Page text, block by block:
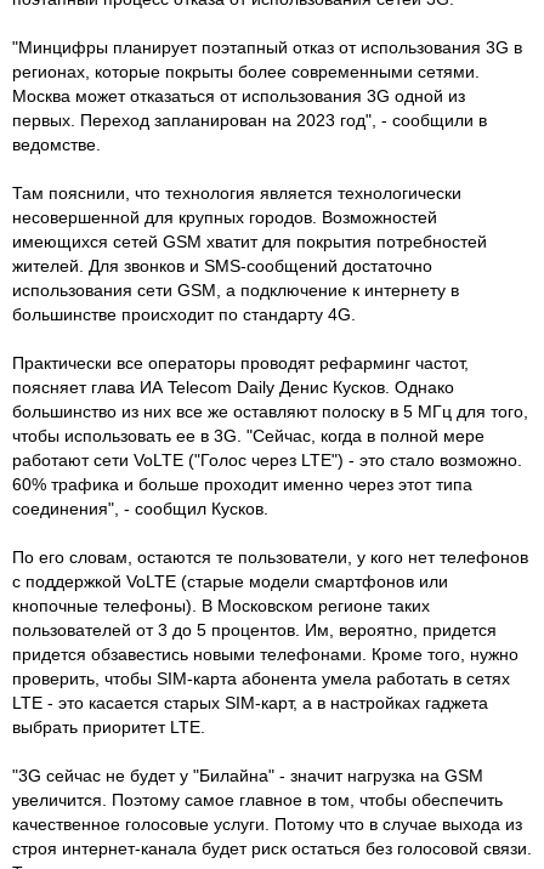
"Минцифры планирует поэтапный отказ от использования 3G в
регионах, которые покрыты более современными сетями.
Москва может отказаться от использования 3G одной из
первых. Переход запланирован на 2023 год", - сообщили в
ведомстве.
Там пояснили, что технология является технологически
несовершенной для крупных городов. Возможностей
имеющихся сетей GSM хватит для покрытия потребностей
жителей. Для звонков и SMS-сообщений достаточно
использования сети GSM, а подключение к интернету в
большинстве происходит по стандарту 4G.
Практически все операторы проводят рефарминг частот,
поясняет глава ИА Telecom Daily Денис Кусков. Однако
большинство из них все же оставляют полоску в 5 МГц для того,
чтобы использовать ее в 3G. "Сейчас, когда в полной мере
работают сети VoLTE ("Голос через LTE") - это стало возможно.
60% трафика и больше проходит именно через этот типа
соединения", - сообщил Кусков.
По его словам, остаются те пользователи, у кого нет телефонов
с поддержкой VoLTE (старые модели смартфонов или
кнопочные телефоны). В Московском регионе таких
пользователей от 3 до 5 процентов. Им, вероятно, придется
придется обзавестись новыми телефонами. Кроме того, нужно
проверить, чтобы SIM-карта абонента умела работать в сетях
LTE - это касается старых SIM-карт, а в настройках гаджета
выбрать приоритет LTE.
"3G сейчас не будет у "Билайна" - значит нагрузка на GSM
увеличится. Поэтому самое главное в том, чтобы обеспечить
качественное голосовые услуги. Потому что в случае выхода из
строя интернет-канала будет риск остаться без голосовой связи.